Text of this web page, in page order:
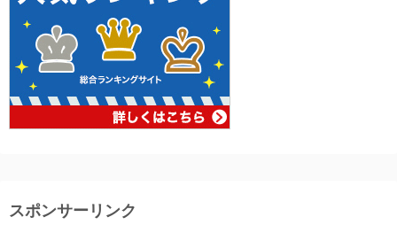
スポンサーリンク